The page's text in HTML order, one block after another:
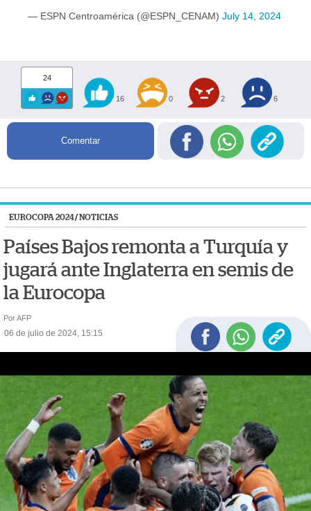
— ESPN Centroamérica (@ESPN_CENAM) July 14, 2024
24
16 0 2 6
Comentar
EUROCOPA 2024/NOTICIAS
Países Bajos remonta a Turquía y
jugará ante Inglaterra en semis de
la Eurocopa
Por AFP
06 de julio de 2024, 15:15